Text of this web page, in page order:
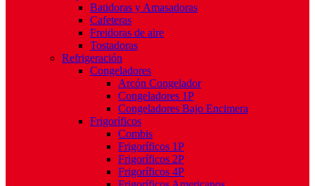
Batidoras y Amasadoras
Cafeteras
Freidoras de aire
Tostadoras
Refrigeración
Congeladores
Arcón Congelador
Congeladores 1P
Congeladores Bajo Encimera
Frigoríficos
Combis
Frigoríficos 1P
Frigoríficos 2P
Frigoríficos 4P